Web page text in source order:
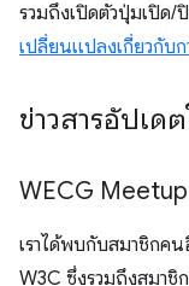
รวมถึงเปิดตัวปุ่มเปิด/
เปลี่ยนแปลงเกี่ยวกับ
ข่าวสารอัปเด
WECG
เราได้พบกับสมาชิกค
W3C ซึ่งรวมถึงสมา